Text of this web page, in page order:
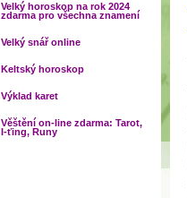
Velký horoskop na rok 2024
zdarma pro všechna znamení
Velký snář online
Keltský horoskop
Výklad karet
Věštění on-line zdarma: Tarot,
I-ťing, Runy